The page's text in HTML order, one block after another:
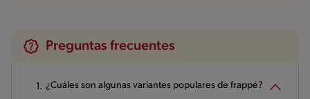
Preguntas frecuentes
¿Cuáles son algunas variantes populares de frappé?